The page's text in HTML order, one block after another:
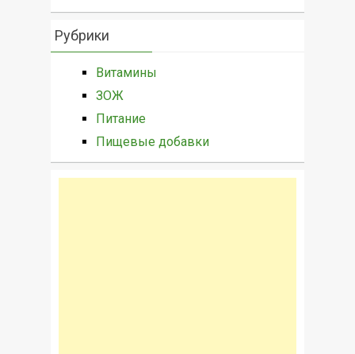
Рубрики
Витамины
ЗОЖ
Питание
Пищевые добавки